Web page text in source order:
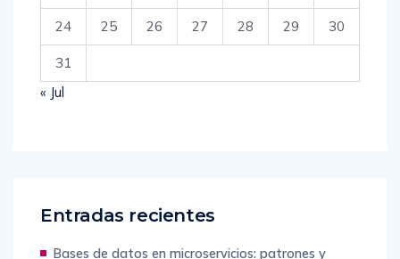
24 25 26 27 28 29 30
31
« Jul
Entradas recientes
Bases de datos en microservicios: patrones y